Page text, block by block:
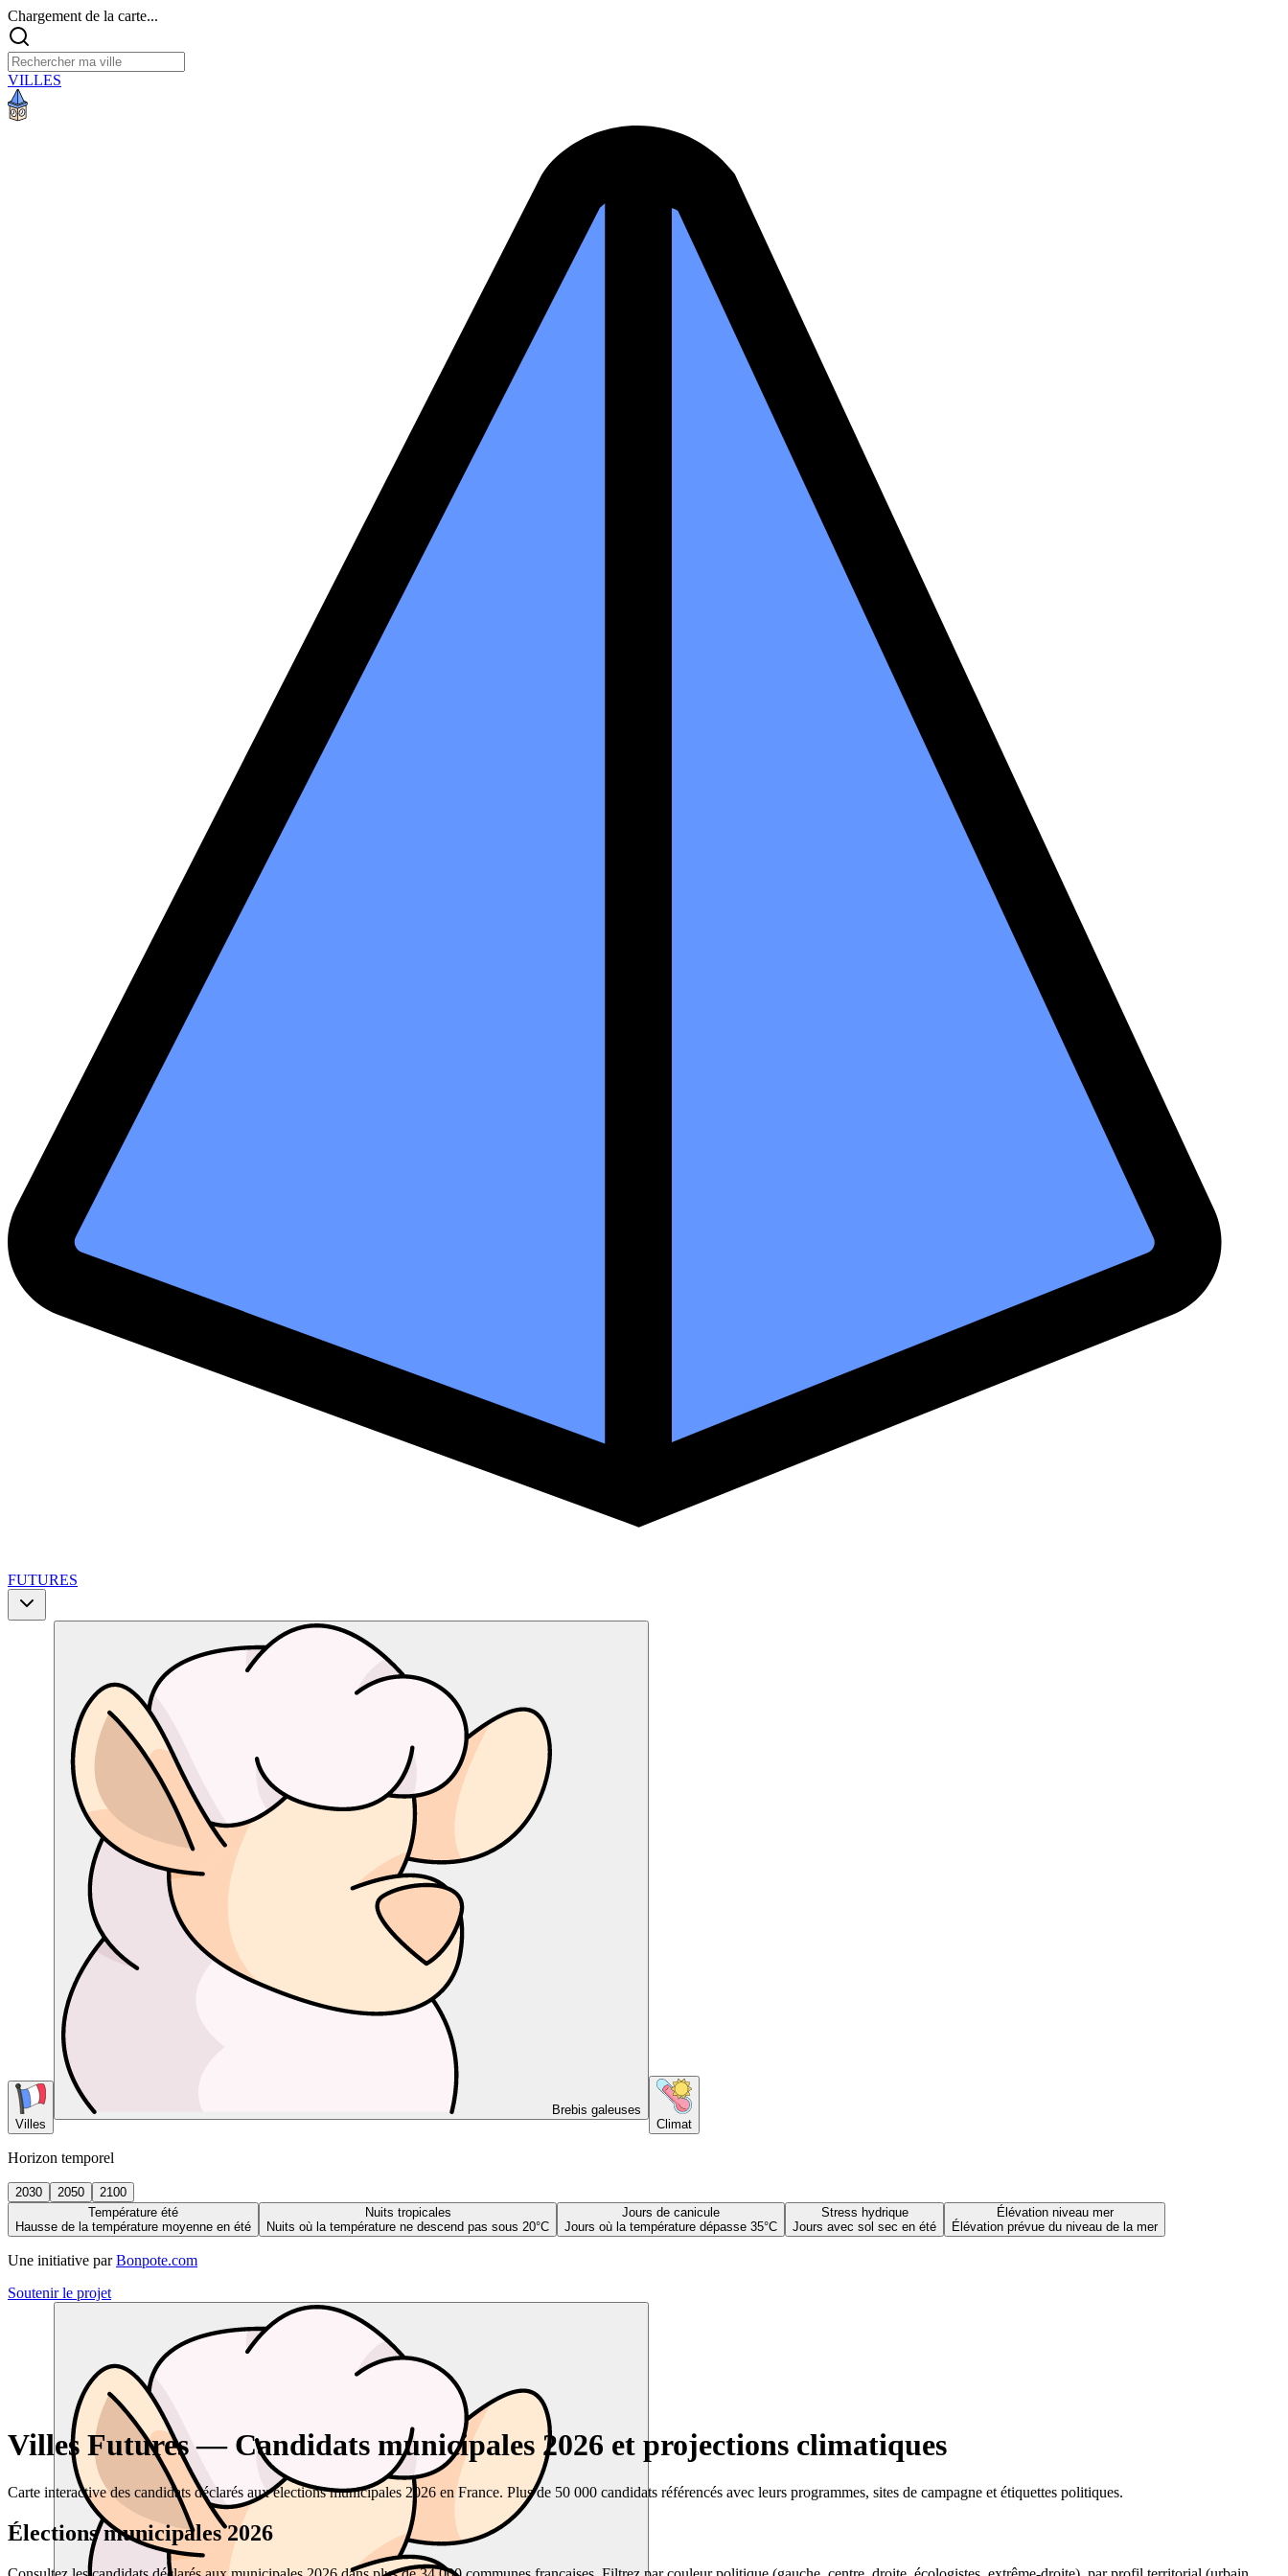
Chargement de la carte...
VILLES
FUTURES
Villes
Brebis galeuses
Climat
Horizon temporel
2030 2050
2100
Température été
Hausse de la température moyenne en été
Nuits tropicales
Nuits où la température ne descend pas sous 20°C
Jours de canicule
Jours où la température dépasse 35°C
Stress hydrique
Jours avec sol sec en été
Élévation niveau mer
Élévation prévue du niveau de la mer
Une initiative par Bonpote.com
Soutenir le projet
Villes Futures — Candidats municipales 2026 et projections climatiques
Carte interactive des candidats déclarés aux élections municipales 2026 en France. Plus de 50 000 candidats référencés avec leurs programmes, sites de campagne et étiquettes politiques.
Élections municipales 2026